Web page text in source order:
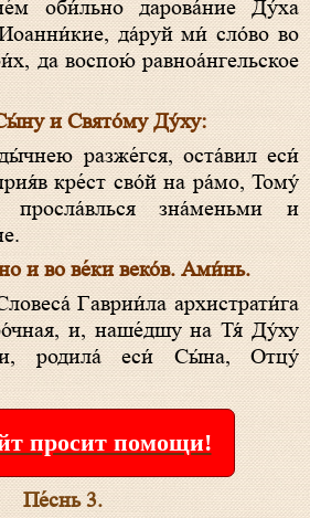
да́руй ми́ сло́во во
да воспою́ равноа́нгельское
и Свято́му Ду́ху:
кре́ст сво́й на ра́мо, Тому́
просла́влься зна́меньми и
и во ве́ки веко́в. Ами́нь.
Гаврии́ла архистрати́га
и, наше́дшу на Тя́ Ду́ху
родила́ еси́ Сы́на, Отцу́
просит помощи!
Пе́снь 3.